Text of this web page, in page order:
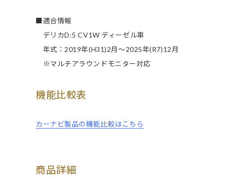
■適合情報
デリカD:5 CV1W ディーゼル車
年式：2019年(H31)2月～2025年(R7)12月
※マルチアラウンドモニター対応
機能比較表
カーナビ製品の機能比較はこちら
商品詳細